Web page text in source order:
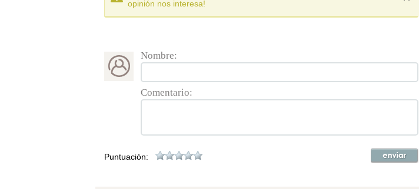
opinión nos interesa!
Nombre:
Comentario:
Puntuación: